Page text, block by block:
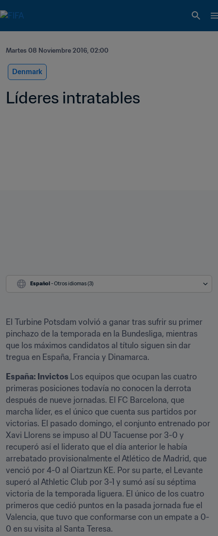
Martes 08 Noviembre 2016, 02:00
Denmark
Líderes intratables
Español - Otros idiomas (3)
El Turbine Potsdam volvió a ganar tras sufrir su primer
pinchazo de la temporada en la Bundesliga, mientras
que los máximos candidatos al título siguen sin dar
tregua en España, Francia y Dinamarca.
España: Invictos Los equipos que ocupan las cuatro
primeras posiciones todavía no conocen la derrota
después de nueve jornadas. El FC Barcelona, que
marcha líder, es el único que cuenta sus partidos por
victorias. El pasado domingo, el conjunto entrenado por
Xavi Llorens se impuso al DU Tacuense por 3-0 y
recuperó así el liderato que el día anterior le había
arrebatado provisionalmente el Atlético de Madrid, que
venció por 4-0 al Oiartzun KE. Por su parte, el Levante
superó al Athletic Club por 3-1 y sumó así su séptima
victoria de la temporada liguera. El único de los cuatro
primeros que cedió puntos en la pasada jornada fue el
Valencia, que tuvo que conformarse con un empate a 0-
0 en su visita al Santa Teresa.